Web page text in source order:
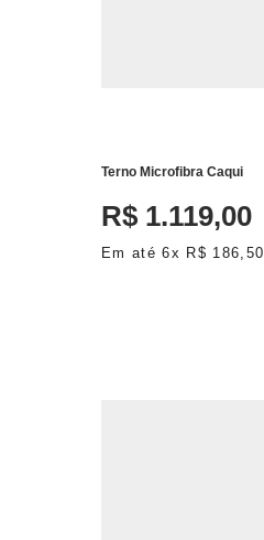
Terno Microfibra Caqui
R$ 1.119,00
Em até6x R$ 186 50